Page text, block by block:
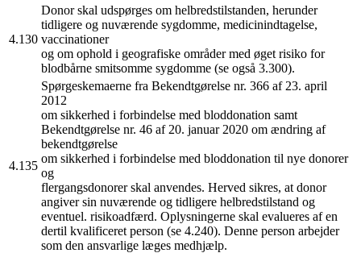
4.130
Donor skal udspørges om helbredstilstanden, herunder
tidligere og nuværende sygdomme, medicinindtagelse,
vaccinationer
og om ophold i geografiske områder med øget risiko for
blodbårne smitsomme sygdomme (se også 3.300).
4.135
Spørgeskemaerne fra Bekendtgørelse nr. 366 af 23. april
2012
om sikkerhed i forbindelse med bloddonation samt
Bekendtgørelse nr. 46 af 20. januar 2020 om ændring af
bekendtgørelse
om sikkerhed i forbindelse med bloddonation til nye donorer
og
flergangsdonorer skal anvendes. Herved sikres, at donor
angiver sin nuværende og tidligere helbredstilstand og
eventuel. risikoadfærd. Oplysningerne skal evalueres af en
dertil kvalificeret person (se 4.240). Denne person arbejder
som den ansvarlige læges medhjælp.